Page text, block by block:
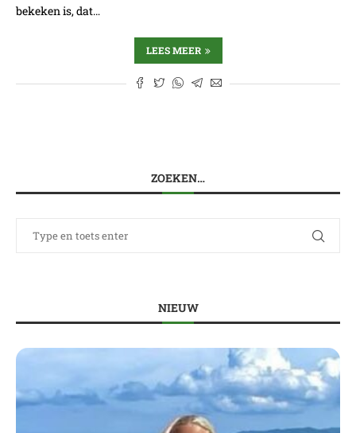
bekeken is, dat…
LEES MEER
ZOEKEN…
NIEUW